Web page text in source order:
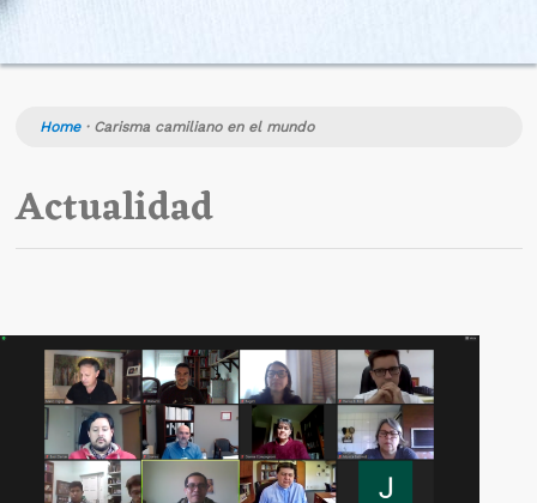
Home· Carisma camiliano en el mundo
Actualidad